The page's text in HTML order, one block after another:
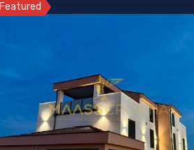
Featured